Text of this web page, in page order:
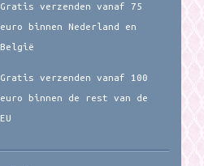
Gratis verzenden vanaf 75
euro binnen Nederland en
België
Gratis verzenden vanaf 100
euro binnen de rest van de
EU